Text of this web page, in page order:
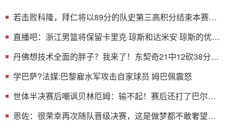
若击败科隆，拜仁将以89分的队史第三高积分结束本赛季
直播吧：浙江男篮将保留卡里克·琼斯和达米安·琼斯的优先
丹佛想技术全面的胖子？我来了！东契奇21中12砍38分13
学巴萨?法媒:巴黎雇水军攻击自家球员 姆巴佩震怒
世体半决赛后嘲讽贝林厄姆：输不起！赛后还打了巴尔科
恩佐：很荣幸再次随队晋级决赛，这是做梦都不敢奢望的